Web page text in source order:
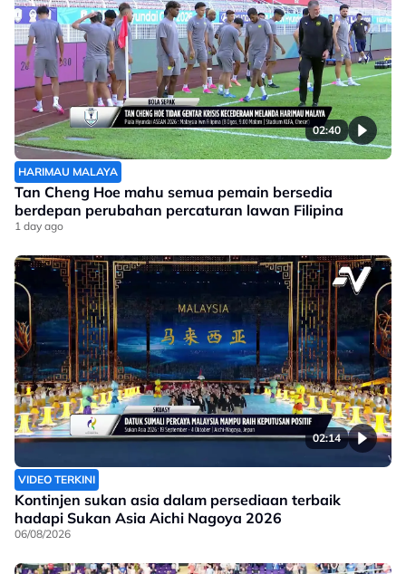
02:40
HARIMAU MALAYA
Tan Cheng Hoe mahu semua pemain bersedia
berdepan perubahan percaturan lawan Filipina
1 day ago
02:14
VIDEO TERKINI
Kontinjen sukan asia dalam persediaan terbaik
hadapi Sukan Asia Aichi Nagoya 2026
06/08/2026